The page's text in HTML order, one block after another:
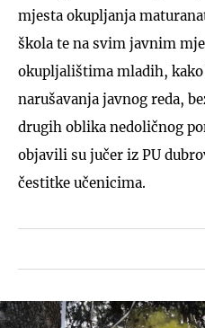
mjesta okupljanja
škola te na svim javnim
okupljalištima mladih, kako
narušavanja javnog reda,
drugih oblika nedoličnog
objavili su jučer iz PU
čestitke učenicima.